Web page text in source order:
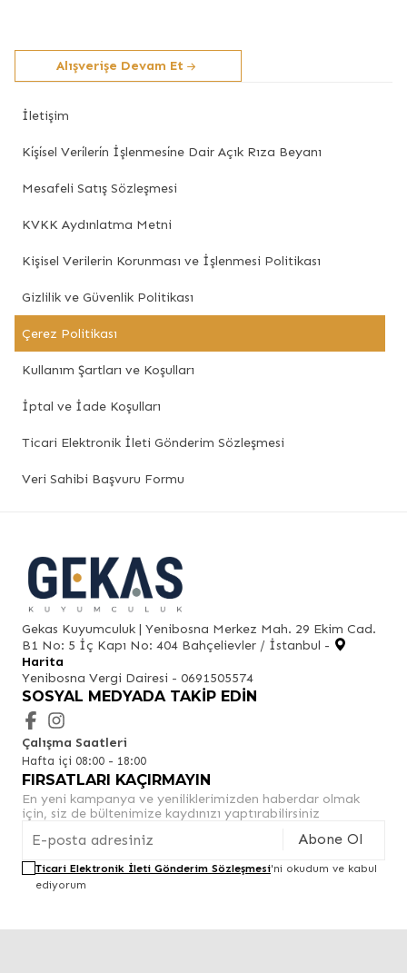
İletişim
Ki̇şi̇sel Veri̇leri̇n İşlenmesi̇ne Dair Açık Rıza Beyanı
Mesafeli Satış Sözleşmesi
KVKK Aydınlatma Metni
Kişisel Verilerin Korunması ve İşlenmesi Politikası
Gizlilik ve Güvenlik Politikası
Çerez Politikası
Kullanım Şartları ve Koşulları
İptal ve İade Koşulları
Ticari Elektronik İleti Gönderim Sözleşmesi
Veri Sahibi Başvuru Formu
Alışverişe Devam Et
Gekas Kuyumculuk | Yenibosna Merkez Mah. 29 Ekim Cad.
B1 No: 5 İç Kapı No: 404 Bahçelievler / İstanbul -
Harita
Yenibosna Vergi Dairesi - 0691505574
SOSYAL MEDYADA TAKIP EDIN
Çalışma Saatleri
Hafta içi 08:00 - 18:00
FIRSATLARI KAÇIRMAYIN
En yeni kampanya ve yeniliklerimizden haberdar olmak
için, siz de bültenimize kaydınızı yaptırabilirsiniz
Abone Ol
Ticari Elektronik İleti Gönderim Sözleşmesi'ni okudum ve kabul
ediyorum